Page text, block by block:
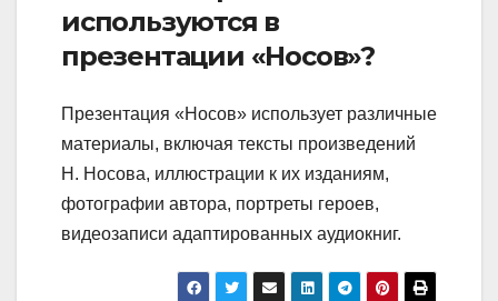
используются в
презентации «Носов»?
Презентация «Носов» использует различные
материалы, включая тексты произведений
Н. Носова, иллюстрации к их изданиям,
фотографии автора, портреты героев,
видеозаписи адаптированных аудиокниг.